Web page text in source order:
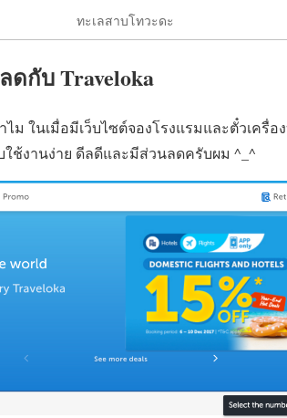
ทะเลสาบโทวะดะ
ดกับ Traveloka
ไม ในเมื่อมีเว็บไซต์จองโรงแรมและตั๋วเครื่อ
บใช้งานง่าย ดีลดีและมีส่วนลดครับผม ^_^